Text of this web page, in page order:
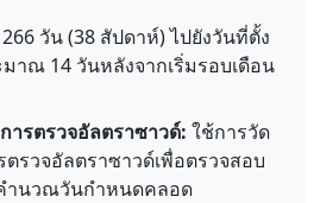
วัน (38 สัปดาห์) ไปยังวันที่ตั้ง
าณ 14 วันหลังจากเริ่มรอบเดือน
ารตรวจอัลตราซาวด์: ใช้การวัด
รวจอัลตราซาวด์เพื่อตรวจสอบ
ำนวณวันกำหนดคลอด